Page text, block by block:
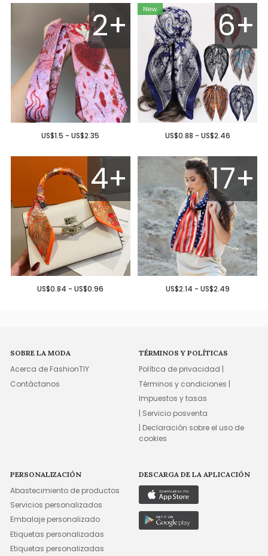
2+
US$1.5 - US$2.35
6+
US$0.88 - US$2.46
4+
US$0.84 - US$0.96
17+
US$2.14 - US$2.49
SOBRE LA MODA
Acerca de FashionTIY
Contáctanos
TÉRMINOS Y POLÍTICAS
Política de privacidad |
Términos y condiciones |
Impuestos y tasas
| Servicio posventa
| Declaración sobre el uso de
cookies
PERSONALIZACIÓN
Abastecimiento de productos
Servicios personalizados
Embalaje personalizado
Etiquetas personalizadas
Etiquetas personalizadas
DESCARGA DE LA APLICACIÓN